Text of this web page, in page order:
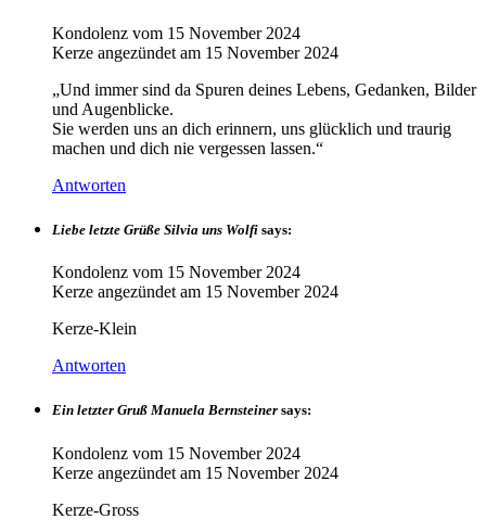
Kondolenz vom 15 November 2024
Kerze angezündet am 15 November 2024
„Und immer sind da Spuren deines Lebens, Gedanken, Bilder
und Augenblicke.
Sie werden uns an dich erinnern, uns glücklich und traurig
machen und dich nie vergessen lassen.“
Antworten
Liebe letzte Grüße Silvia uns Wolfi says:
Kondolenz vom 15 November 2024
Kerze angezündet am 15 November 2024
Kerze-Klein
Antworten
Ein letzter Gruß Manuela Bernsteiner says:
Kondolenz vom 15 November 2024
Kerze angezündet am 15 November 2024
Kerze-Gross